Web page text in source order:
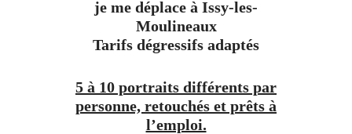
je me déplace à Issy-les-
Moulineaux
Tarifs dégressifs adaptés
5 à 10 portraits différents par
personne, retouchés et prêts à
l’emploi.